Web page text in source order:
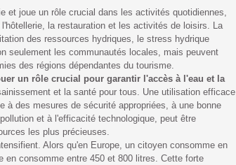
et joue un rôle crucial dans les activités quotidiennes,
la restauration et les activités de loisirs. La
des ressources hydriques, le stress hydrique
seulement les communautés locales, mais peuvent
des régions dépendantes du tourisme.
un rôle crucial pour garantir l'accès à l'eau et la
et la santé pour tous. Une utilisation efficace
à des mesures de sécurité appropriées, à une bonne
et à l'efficacité technologique, peut être
les plus précieuses.
Alors qu'en Europe, un citoyen consomme en
en consomme entre 450 et 800 litres. Cette forte